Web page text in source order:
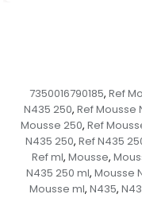
7350016790185, Ref
N435 250, Ref Mousse
Mousse 250, Ref
N435 250, Ref N435
Ref ml, Mousse,
N435 250 ml, Mousse
Mousse ml, N435,